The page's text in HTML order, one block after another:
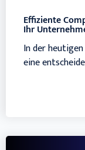
Effiziente
Ihr
In der
eine